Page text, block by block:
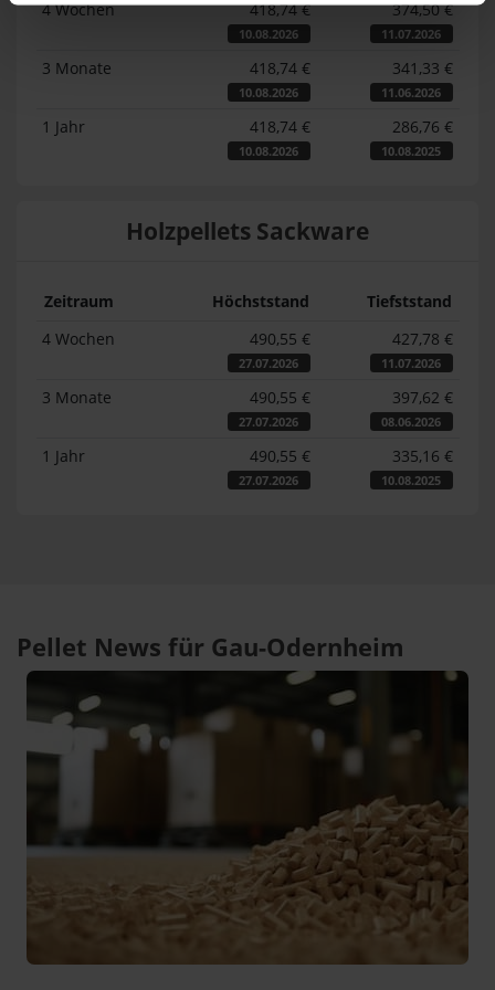
4 Wochen
418,74 €
10.08.2026
374,50 €
11.07.2026
3 Monate 418,74 €
10.08.2026
341,33 €
11.06.2026
1 Jahr 418,74 €
10.08.2026
286,76 €
10.08.2025
Holzpellets Sackware
Zeitraum Höchststand
Tiefststand
4 Wochen
490,55 €
27.07.2026
427,78 €
11.07.2026
3 Monate 490,55 €
27.07.2026
397,62 €
08.06.2026
1 Jahr 490,55 €
27.07.2026
335,16 €
10.08.2025
Pellet News für Gau-Odernheim